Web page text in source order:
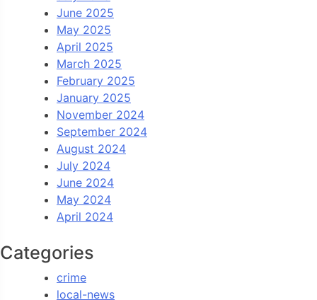
June 2025
May 2025
April 2025
March 2025
February 2025
January 2025
November 2024
September 2024
August 2024
July 2024
June 2024
May 2024
April 2024
Categories
crime
local-news